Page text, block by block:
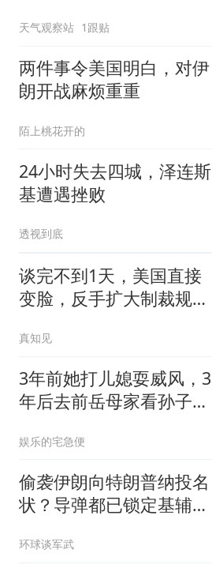
天气观察站 1跟贴
两件事令美国明白，对伊
朗开战麻烦重重
陌上桃花开的
24小时失去四城，泽连斯
基遭遇挫败
透视到底
谈完不到1天，美国直接
变脸，反手扩大制裁规
真知见
3年前她打儿媳耍威风，3
年后去前岳母家看孙子，
娱乐的宅急便
偷袭伊朗向特朗普纳投名
状？导弹都已锁定基辅才
豪赌到底有多疯？
环球谈军武